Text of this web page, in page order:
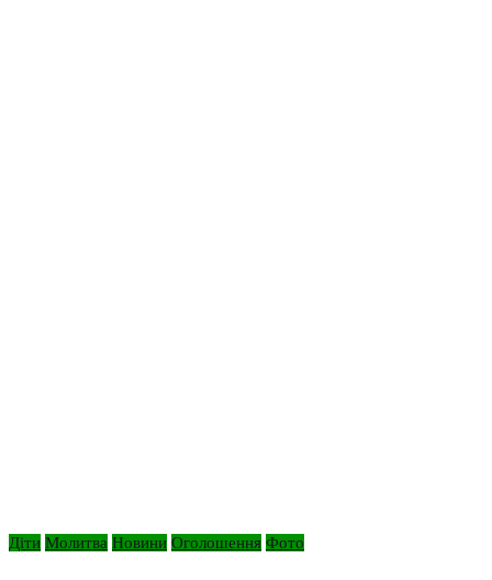
Діти Молитва Новини Оголошення Фото